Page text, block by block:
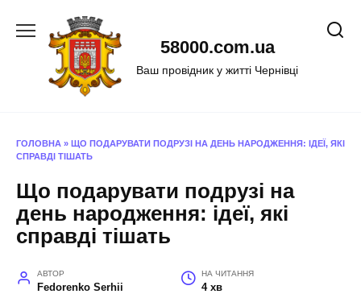
58000.com.ua
Ваш провідник у житті Чернівці
ГОЛОВНА » ЩО ПОДАРУВАТИ ПОДРУЗІ НА ДЕНЬ НАРОДЖЕННЯ: ІДЕЇ, ЯКІ
СПРАВДІ ТІШАТЬ
Що подарувати подрузі на
день народження: ідеї, які
справді тішать
АВТОР
Fedorenko Serhii
НА ЧИТАННЯ
4 хв